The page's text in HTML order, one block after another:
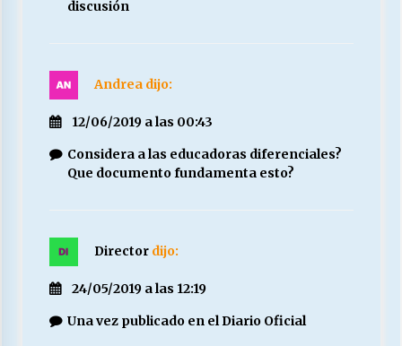
discusión
Andrea dijo:
12/06/2019 a las 00:43
Considera a las educadoras diferenciales?
Que documento fundamenta esto?
Director dijo:
24/05/2019 a las 12:19
Una vez publicado en el Diario Oficial